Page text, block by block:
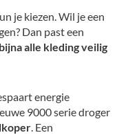
je kiezen. Wil je een
Dan past een
alle kleding veilig
energie
9000 serie droger
. Een